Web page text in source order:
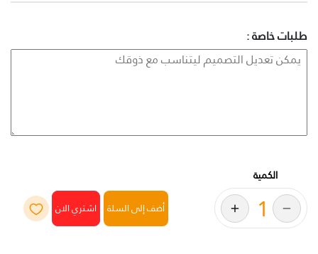
طلبات خاصة :
الكمية
أضف إلى السلة